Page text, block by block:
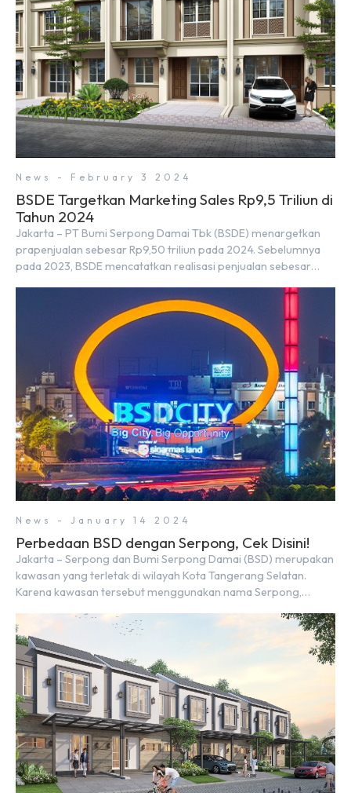
News - February 3 2024
BSDE Targetkan Marketing Sales Rp9,5 Triliun di
Tahun 2024
Jakarta – PT Bumi Serpong Damai Tbk (BSDE) menargetkan
prapenjualan sebesar Rp9,50 triliun pada 2024. Sebelumnya
pada 2023, BSDE mencatatkan realisasi penjualan sebesar
Rp8,80 triliun. Menurut Direktur BSDE Hermawan Wijaya
menghadapi 2024, kondisi ekonomi global maupun nasional
dapat memengaruhi pertimbangan masyarakat untuk
membeli rumah maupun investasi di sektor […]
News - January 14 2024
Perbedaan BSD dengan Serpong, Cek Disini!
Jakarta – Serpong dan Bumi Serpong Damai (BSD) merupakan
kawasan yang terletak di wilayah Kota Tangerang Selatan.
Karena kawasan tersebut menggunakan nama Serpong,
merupakan tempat yang sama. Padahal anggapan tersebut
kurang tepat. Sebab Serpong dan BSD merupakan dua
kawasan yang berbeda. Berikut penjelasannya. Baca Juga: […]